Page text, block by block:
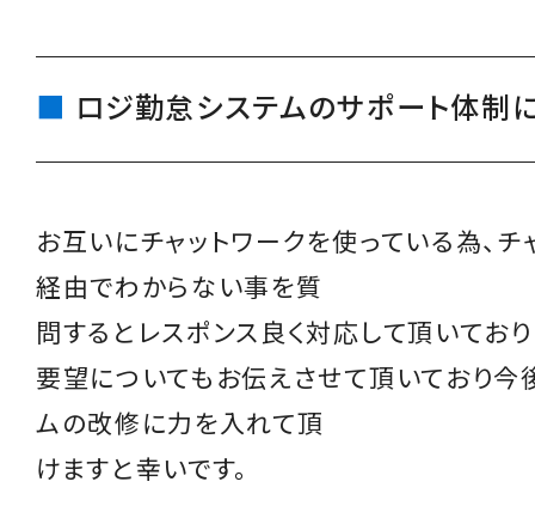
ロジ勤怠システムのサポート体制
お互いにチャットワークを使っている為、チ
経由でわからない事を質
問するとレスポンス良く対応して頂いており
要望についてもお伝えさせて頂いており今
ムの改修に力を入れて頂
けますと幸いです。